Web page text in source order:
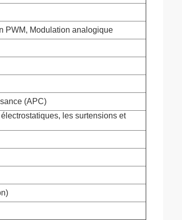
PWM, Modulation analogique
(APC)
les surtensions et